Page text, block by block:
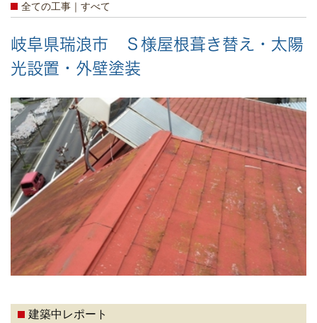
全ての工事｜すべて
岐阜県瑞浪市 Ｓ様屋根葺き替え・太陽
光設置・外壁塗装
建築中レポート